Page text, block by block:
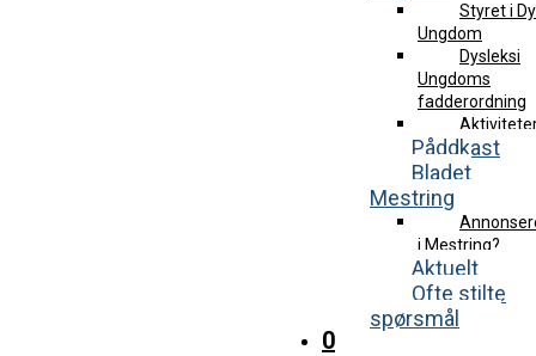
Styret i
Ungdom
Dysleksi
Ungdoms
fadderordning
Påddkast
Bladet
Mestring
i Mestring?
Aktuelt
Ofte stilte
spørsmål
0